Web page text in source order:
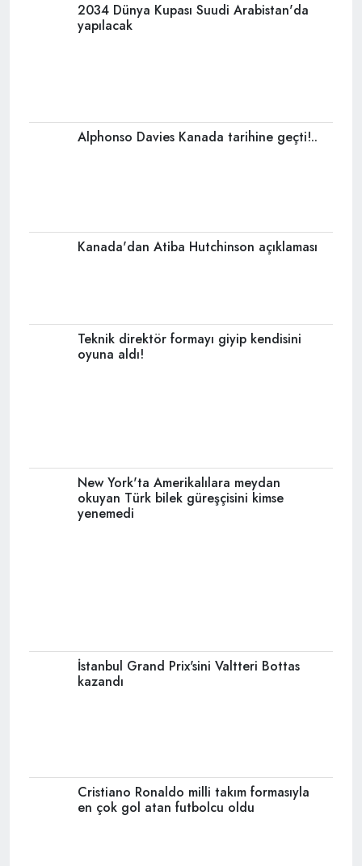
2034 Dünya Kupası Suudi Arabistan'da
yapılacak
Alphonso Davies Kanada tarihine geçti!..
Kanada'dan Atiba Hutchinson açıklaması
Teknik direktör formayı giyip kendisini
oyuna aldı!
New York'ta Amerikalılara meydan
okuyan Türk bilek güreşçisini kimse
yenemedi
İstanbul Grand Prix'sini Valtteri Bottas
kazandı
Cristiano Ronaldo milli takım formasıyla
en çok gol atan futbolcu oldu